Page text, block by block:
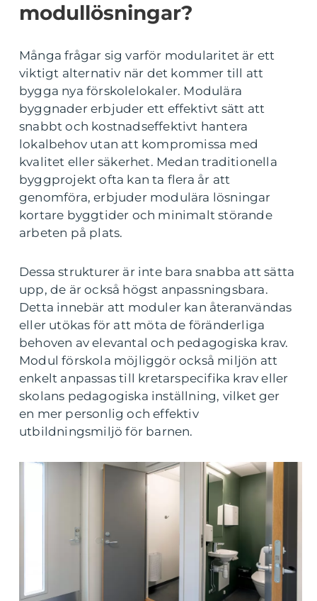
modullösningar?
Många frågar sig varför modularitet är ett
viktigt alternativ när det kommer till att
bygga nya förskolelokaler. Modulära
byggnader erbjuder ett effektivt sätt att
snabbt och kostnadseffektivt hantera
lokalbehov utan att kompromissa med
kvalitet eller säkerhet. Medan traditionella
byggprojekt ofta kan ta flera år att
genomföra, erbjuder modulära lösningar
kortare byggtider och minimalt störande
arbeten på plats.
Dessa strukturer är inte bara snabba att sätta
upp, de är också högst anpassningsbara.
Detta innebär att moduler kan återanvändas
eller utökas för att möta de föränderliga
behoven av elevantal och pedagogiska krav.
Modul förskola möjliggör också miljön att
enkelt anpassas till kretarspecifika krav eller
skolans pedagogiska inställning, vilket ger
en mer personlig och effektiv
utbildningsmiljö för barnen.